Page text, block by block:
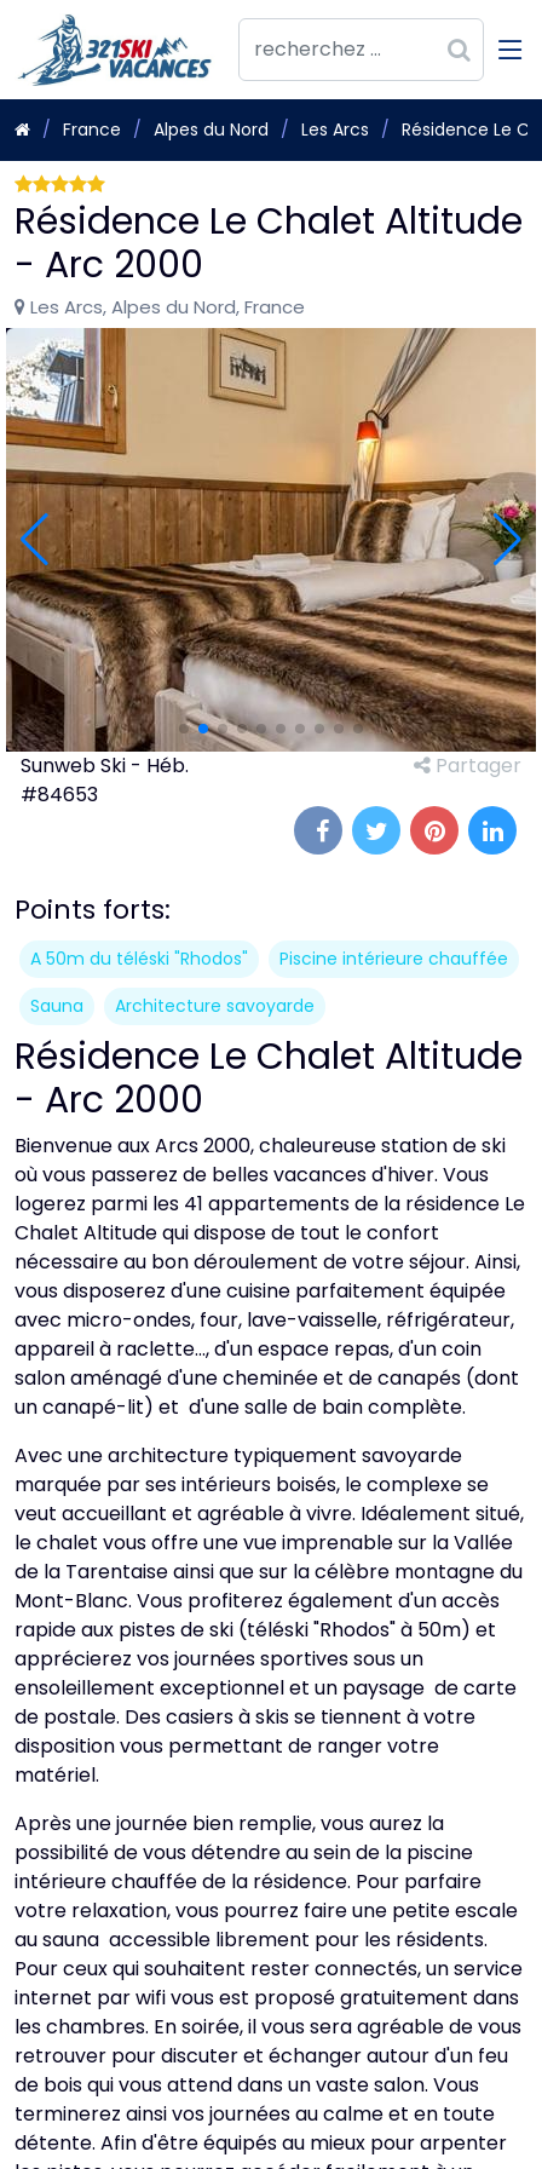
France Alpes du Nord Les Arcs Résidence Le
Résidence Le Chalet Altitude
- Arc 2000
Les Arcs, Alpes du Nord, France
Sunweb Ski - Héb.
#84653
Partager
Points forts:
A 50m du téléski "Rhodos"
Piscine intérieure chauffée
Sauna
Architecture savoyarde
Résidence Le Chalet Altitude
- Arc 2000
Bienvenue aux Arcs 2000, chaleureuse station de ski
où vous passerez de belles vacances d'hiver. Vous
logerez parmi les 41 appartements de la résidence Le
Chalet Altitude qui dispose de tout le confort
nécessaire au bon déroulement de votre séjour. Ainsi,
vous disposerez d'une cuisine parfaitement équipée
avec micro-ondes, four, lave-vaisselle, réfrigérateur,
appareil à raclette..., d'un espace repas, d'un coin
salon aménagé d'une cheminée et de canapés (dont
un canapé-lit) et d'une salle de bain complète.
Avec une architecture typiquement savoyarde
marquée par ses intérieurs boisés, le complexe se
veut accueillant et agréable à vivre. Idéalement situé,
le chalet vous offre une vue imprenable sur la Vallée
de la Tarentaise ainsi que sur la célèbre montagne du
Mont-Blanc. Vous profiterez également d'un accès
rapide aux pistes de ski (téléski "Rhodos" à 50m) et
apprécierez vos journées sportives sous un
ensoleillement exceptionnel et un paysage de carte
de postale. Des casiers à skis se tiennent à votre
disposition vous permettant de ranger votre
matériel.
Après une journée bien remplie, vous aurez la
possibilité de vous détendre au sein de la piscine
intérieure chauffée de la résidence. Pour parfaire
votre relaxation, vous pourrez faire une petite escale
au sauna accessible librement pour les résidents.
Pour ceux qui souhaitent rester connectés, un service
internet par wifi vous est proposé gratuitement dans
les chambres. En soirée, il vous sera agréable de vous
retrouver pour discuter et échanger autour d'un feu
de bois qui vous attend dans un vaste salon. Vous
terminerez ainsi vos journées au calme et en toute
détente. Afin d'être équipés au mieux pour arpenter